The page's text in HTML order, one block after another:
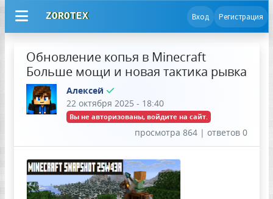
ZOROTEX Вход Регистрация
Обновление копья в Minecraft
Больше мощи и новая тактика рывка
Алексей
22 октября 2025 - 18:40
Вы не авторизованы, войдите на сайт.
просмотра 864 | ответов 0